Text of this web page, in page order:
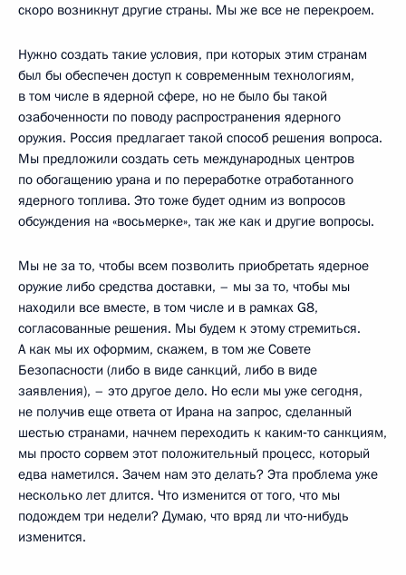
скоро возникнут другие страны. Мы же все не перекроем.
Нужно создать такие условия, при которых этим странам
был бы обеспечен доступ к современным технологиям,
в том числе в ядерной сфере, но не было бы такой
озабоченности по поводу распространения ядерного
оружия. Россия предлагает такой способ решения вопроса.
Мы предложили создать сеть международных центров
по обогащению урана и по переработке отработанного
ядерного топлива. Это тоже будет одним из вопросов
обсуждения на «восьмерке», так же как и другие вопросы.
Мы не за то, чтобы всем позволить приобретать ядерное
оружие либо средства доставки, – мы за то, чтобы мы
находили все вместе, в том числе и в рамках G8,
согласованные решения. Мы будем к этому стремиться.
А как мы их оформим, скажем, в том же Совете
Безопасности (либо в виде санкций, либо в виде
заявления), – это другое дело. Но если мы уже сегодня,
не получив еще ответа от Ирана на запрос, сделанный
шестью странами, начнем переходить к каким‑то санкциям,
мы просто сорвем этот положительный процесс, который
едва наметился. Зачем нам это делать? Эта проблема уже
несколько лет длится. Что изменится от того, что мы
подождем три недели? Думаю, что вряд ли что‑нибудь
изменится.